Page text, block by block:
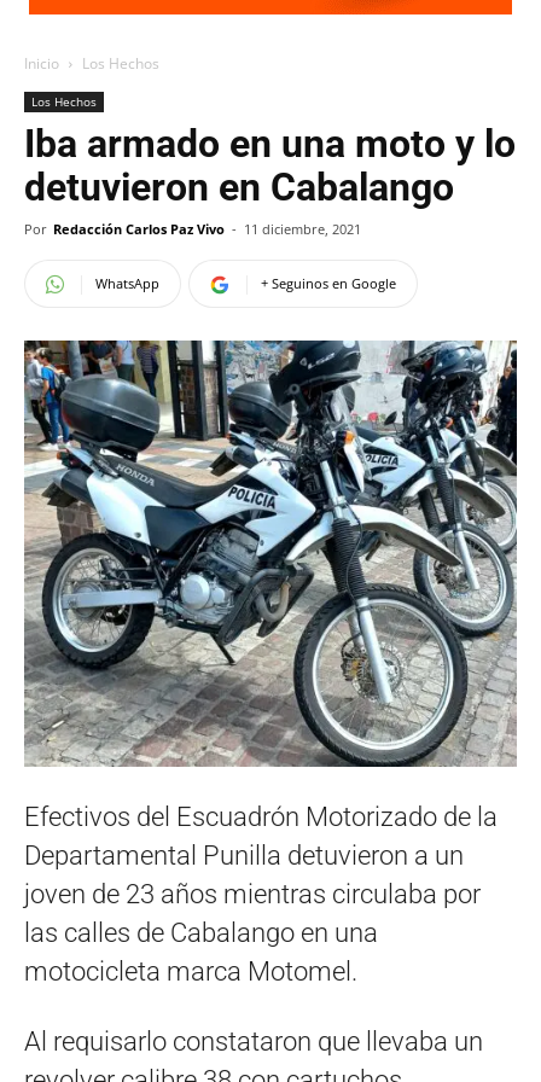
Inicio Los Hechos
Los Hechos
Iba armado en una moto y lo
detuvieron en Cabalango
Por Redacción Carlos Paz Vivo - 11 diciembre, 2021
WhatsApp + Seguinos en Google
Efectivos del Escuadrón Motorizado de la
Departamental Punilla detuvieron a un
joven de 23 años mientras circulaba por
las calles de Cabalango en una
motocicleta marca Motomel.
Al requisarlo constataron que llevaba un